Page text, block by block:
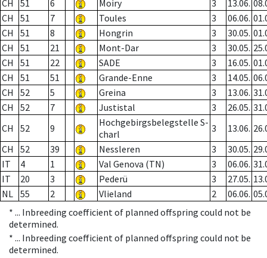
CH 51 6 Moiry 3 13.06.
CH
51 7 Toules 3 06.06.
CH
51 8 Hongrin 3 30.05.
CH
51 21 Mont-Dar 3 30.05.
CH
51 22 SADE 3 16.05.
CH
51 51 Grande-Enne 3 14.05.
CH
52 5 Greina 3 13.06.
CH
52 7 Justistal 3 26.05.
CH
52 9
Hochgebirgsbelegstelle S-
charl
3 13.06.
CH
52 39 Nessleren 3 30.05.
IT
4 1 Val Genova (TN) 3 06.06.
IT
20 3 Pederü 3 27.05.
NL 55 2 Vlieland 2 06.06.
* ... Inbreeding coefficient of planned offspring could not be
determined.
* ... Inbreeding coefficient of planned offspring could not be
determined.